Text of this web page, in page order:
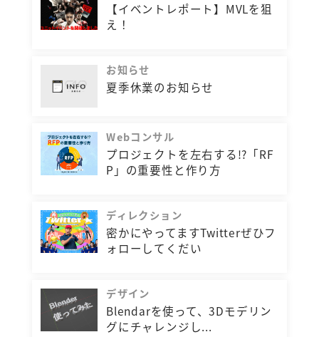
【イベントレポート】MVLを狙
え！
お知らせ
夏季休業のお知らせ
Webコンサル
プロジェクトを左右する!?「RF
P」の重要性と作り方
ディレクション
密かにやってますTwitterぜひフ
ォローしてくだい
デザイン
Blendarを使って、3Dモデリン
グにチャレンジし...